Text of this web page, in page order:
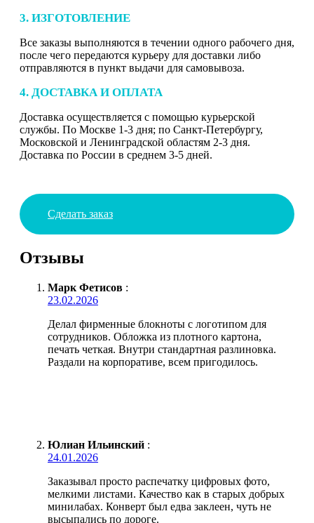
3. ИЗГОТОВЛЕНИЕ
Все заказы выполняются в течении одного рабочего дня,
после чего передаются курьеру для доставки либо
отправляются в пункт выдачи для самовывоза.
4. ДОСТАВКА И ОПЛАТА
Доставка осуществляется с помощью курьерской
службы. По Москве 1-3 дня; по Санкт-Петербургу,
Московской и Ленинградской областям 2-3 дня.
Доставка по России в среднем 3-5 дней.
Сделать заказ
Отзывы
Марк Фетисов :
23.02.2026
Делал фирменные блокноты с логотипом для
сотрудников. Обложка из плотного картона,
печать четкая. Внутри стандартная разлиновка.
Раздали на корпоративе, всем пригодилось.
Юлиан Ильинский :
24.01.2026
Заказывал просто распечатку цифровых фото,
мелкими листами. Качество как в старых добрых
минилабах. Конверт был едва заклеен, чуть не
высыпались по дороге.